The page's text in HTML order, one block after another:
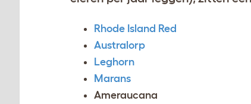
Rhode Island Red
Australorp
Leghorn
Marans
Ameraucana